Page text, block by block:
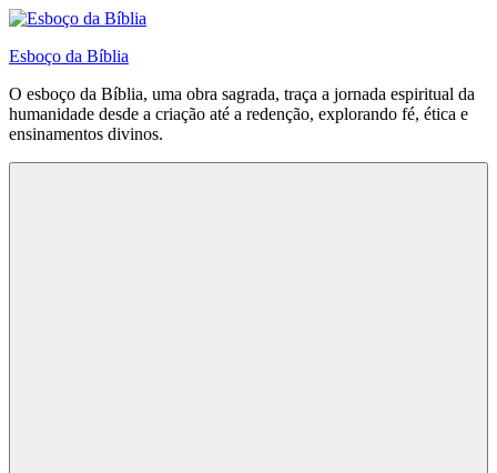
Pular
o
Esboço da Bíblia
O esboço da Bíblia, uma obra sagrada, traça a jornada espiritual da
humanidade desde a criação até a redenção, explorando fé, ética e
ensinamentos divinos.